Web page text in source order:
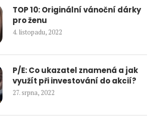
TOP 10: Originální vánoční dárky
pro ženu
4. listopadu, 2022
P/E: Co ukazatel znamená a jak
využít při investování do akcií?
27. srpna, 2022